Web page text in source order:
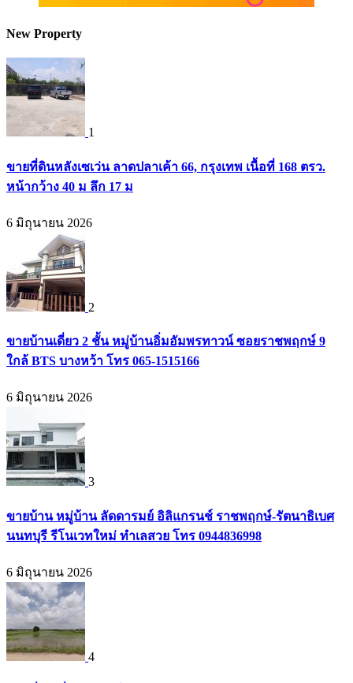
New Property
1
ขายที่ดินหลังเซเว่น ลาดปลาเค้า 66, กรุงเทพ เนื้อที่ 168 ตรว.
หน้ากว้าง 40 ม ลึก 17 ม
6 มิถุนายน 2026
2
ขายบ้านเดี่ยว 2 ชั้น หมู่บ้านอิ่มอัมพรทาวน์ ซอยราชพฤกษ์ 9
ใกล้ BTS บางหว้า โทร 065-1515166
6 มิถุนายน 2026
3
ขายบ้าน หมู่บ้าน ลัดดารมย์ อิลิแกรนช์ ราชพฤกษ์-รัตนาธิเบศ
นนทบุรี รีโนเวทใหม่ ทำเลสวย โทร 0944836998
6 มิถุนายน 2026
4